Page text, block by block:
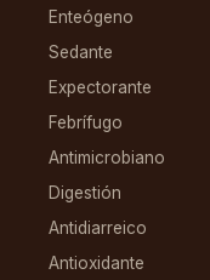
Enteógeno
Sedante
Expectorante
Febrífugo
Antimicrobiano
Digestión
Antidiarreico
Antioxidante